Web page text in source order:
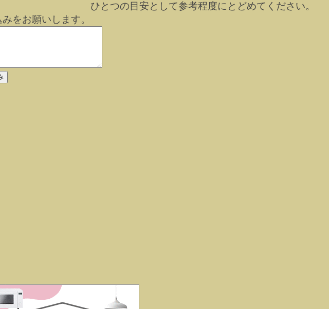
ひとつの目安として参考程度にとどめてください。
をお願いします。